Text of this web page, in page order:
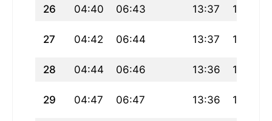
26 04:40 06:43 13:37 17:26
27 04:42 06:44 13:37 17:24
28 04:44 06:46 13:36 17:23
29 04:47 06:47 13:36 17:22